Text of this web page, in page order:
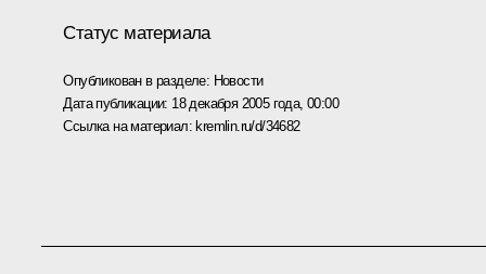
Статус материала
Опубликован в разделе: Новости
Дата публикации: 18 декабря 2005 года, 00:00
Ссылка на материал:kremlin.ru/d/34682